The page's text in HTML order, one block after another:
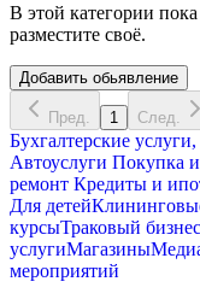
В этой категории
разместите своё.
Добавить обьявление
Пред. 1 След.
Бухгалтерские
Автоуслуги Покупка
ремонт Кредиты и
Для детей
курсыТраковый бизнес
услугиМагазины
мероприятий